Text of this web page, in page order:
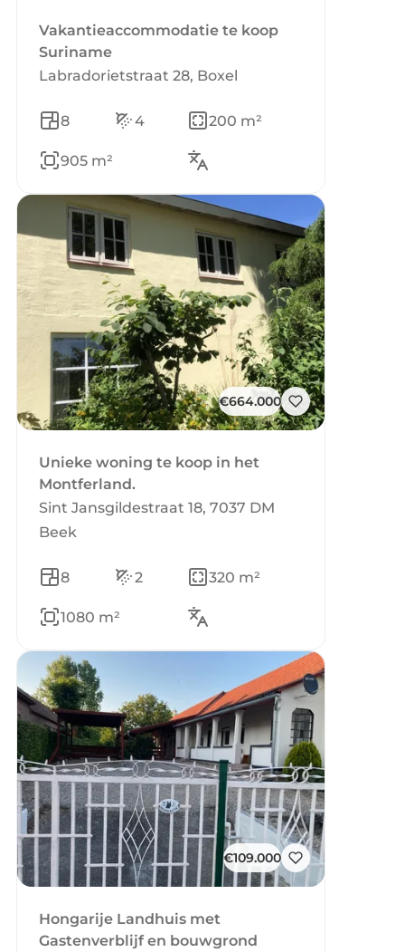
Vakantieaccommodatie te koop
Suriname
Labradorietstraat 28, Boxel
8 4 200 m²
905 m²
€664.000
Unieke woning te koop in het
Montferland.
Sint Jansgildestraat 18, 7037 DM
Beek
8 2 320 m²
1080 m²
€109.000
Hongarije Landhuis met
Gastenverblijf en bouwgrond